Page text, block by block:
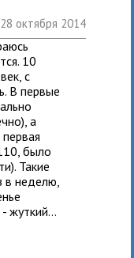
28 октября 2014
10
с
В первые
а
было
Такие
в неделю,
жуткий...